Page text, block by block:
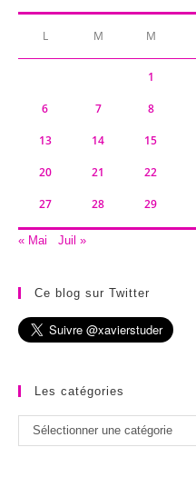
L M M
1
6 7 8
13 14 15
20 21 22
27 28 29
« Mai Juil »
Ce blog sur Twitter
Les catégories
Les
catégories
Sélectionner une catégorie